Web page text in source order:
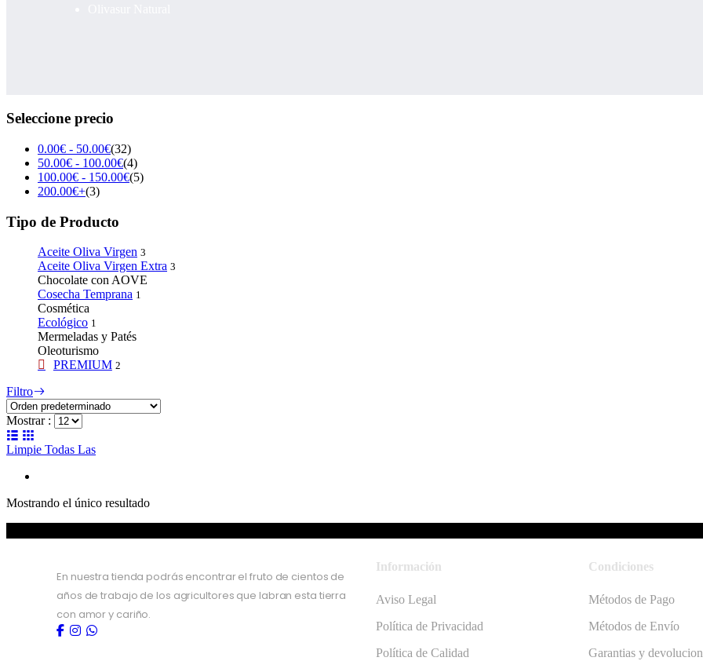
Seleccione precio
0.00€ - 50.00€(32)
50.00€ - 100.00€(4)
100.00€ - 150.00€(5)
200.00€+(3)
Tipo de Producto
Aceite Oliva Virgen 3
Aceite Oliva Virgen Extra 3
Chocolate con AOVE
Cosecha Temprana 1
Cosmética
Ecológico 1
Mermeladas y Patés
Oleoturismo
PREMIUM 2
Filtro
Mostrar :
Limpie Todas Las
Mostrando el único resultado
En nuestra tienda podrás encontrar el fruto de cientos de
años de trabajo de los agricultores que labran esta tierra
con amor y cariño.
Información
Aviso Legal
Política de Privacidad
Política de Calidad
Condiciones
Métodos de Pago
Métodos de Envío
Garantias y